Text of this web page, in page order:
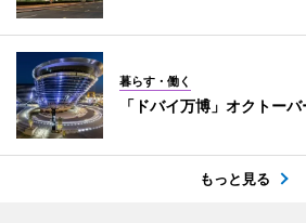
暮らす・働く
「ドバイ万博」オクトー
もっと見る